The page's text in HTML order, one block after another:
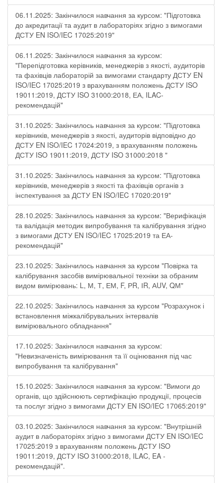
06.11.2025: Закінчилося навчання за курсом: "Підготовка
до акредитації та аудит в лабораторіях згідно з вимогами
ДСТУ EN ISO/IEC 17025:2019"
06.11.2025: Закінчилося навчання за курсом:
"Перепідготовка керівників, менеджерів з якості, аудиторів
та фахівців лабораторій за вимогами стандарту ДСТУ EN
ISO/IEC 17025:2019 з врахуванням положень ДСТУ ISO
19011:2019, ДСТУ ISO 31000:2018, ЕА, ILAC-
рекомендацій"
31.10.2025: Закінчилось навчання за курсом: "Підготовка
керівників, менеджерів з якості, аудиторів відповідно до
ДСТУ EN ISO/IEC 17024:2019, з врахуванням положень
ДСТУ ISO 19011:2019, ДСТУ ISO 31000:2018 "
31.10.2025: Закінчилось навчання за курсом: "Підготовка
керівників, менеджерів з якості та фахівців органів з
інспектування за ДСТУ EN ISO/IEC 17020:2019"
28.10.2025: Закінчилось навчання за курсом: "Верифікація
та валідація методик випробування та калібрування згідно
з вимогами ДСТУ EN ISO/IEC 17025:2019 та ЕА-
рекомендацій"
23.10.2025: Закінчилось навчання за курсом "Повірка та
калібрування засобів вимірювальної техніки за обраним
видом вимірювань: L, М, Т, ЕМ, F, РR, ІR, АUV, QМ"
22.10.2025: Закінчилось навчання за курсом "Розрахунок і
встановлення міжкалібрувальних інтервалів
вимірювального обладнання"
17.10.2025: Закінчилося навчання за курсом:
"Невизначеність вимірювання та її оцінювання під час
випробування та калібрування"
15.10.2025: Закінчилося навчання за курсом: "Вимоги до
органів, що здійснюють сертифікацію продукції, процесів
та послуг згідно з вимогами ДСТУ EN ISO/IEC 17065:2019"
03.10.2025: Закінчилося навчання за курсом: "Внутрішній
аудит в лабораторіях згідно з вимогами ДСТУ EN ISO/IEC
17025:2019 з врахуванням положень ДСТУ ISO
19011:2019, ДСТУ ISO 31000:2018, ILAC, EA -
рекомендацій".